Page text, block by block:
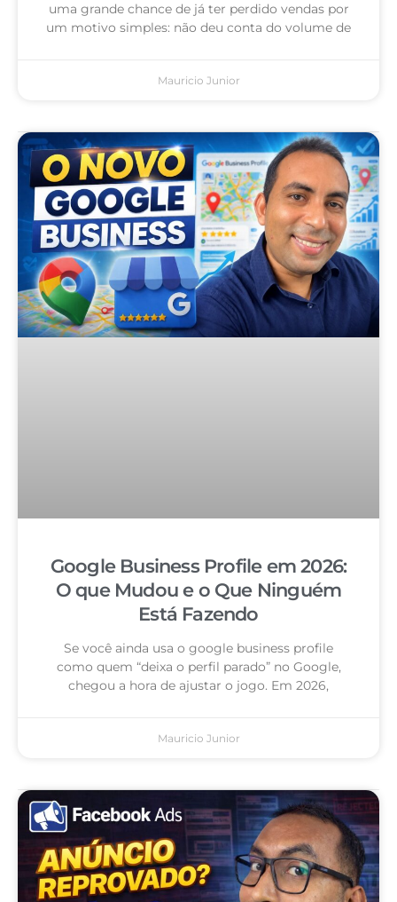
uma grande chance de já ter perdido vendas por
um motivo simples: não deu conta do volume de
Mauricio Junior
Google Business Profile em 2026:
O que Mudou e o Que Ninguém
Está Fazendo
Se você ainda usa o google business profile
como quem “deixa o perfil parado” no Google,
chegou a hora de ajustar o jogo. Em 2026,
Mauricio Junior